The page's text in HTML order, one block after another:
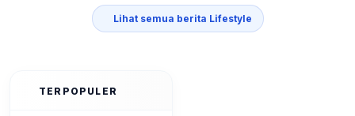
Lihat semua berita Lifestyle
TERPOPULER